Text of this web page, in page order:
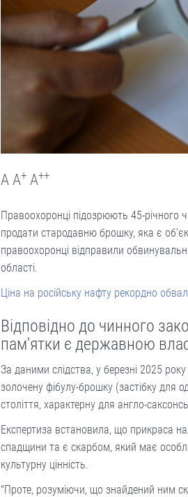
A A+ A++
Правоохоронці підозрюють 45-річного
продати стародавню брошку, яка є
правоохоронці відправили
області.
Ціна на російську нафту рекордно
Відповідно до чинного
пам'ятки є державною
За даними слідства, у березні 2025
золочену фібулу-брошку (застібку для
століття, характерну для англо-
Експертиза встановила, що прикраса
спадщини та є скарбом, який має
культурну цінність.
"Проте, розуміючи, що знайдений ним